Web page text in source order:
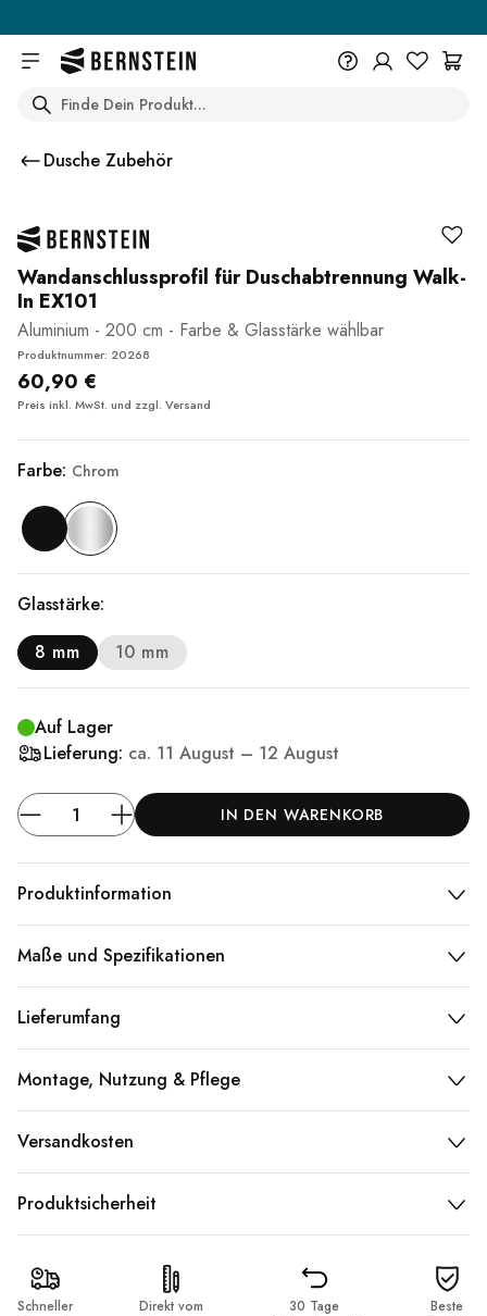
Search
Dusche Zubehör
Wandanschlussprofil für Duschabtrennung Walk-
In EX101
Aluminium - 200 cm - Farbe & Glasstärke wählbar
Produktnummer: 20268
60,90 €
Preis inkl. MwSt. und zzgl. Versand
Farbe: Chrom
Glasstärke:
8 mm
10 mm
Auf Lager
Lieferung: ca. 11 August – 12 August
IN DEN WARENKORB
Produktinformation
Maße und Spezifikationen
Lieferumfang
Montage, Nutzung & Pflege
Versandkosten
Produktsicherheit
Schneller
Direkt vom
30 Tage
Beste